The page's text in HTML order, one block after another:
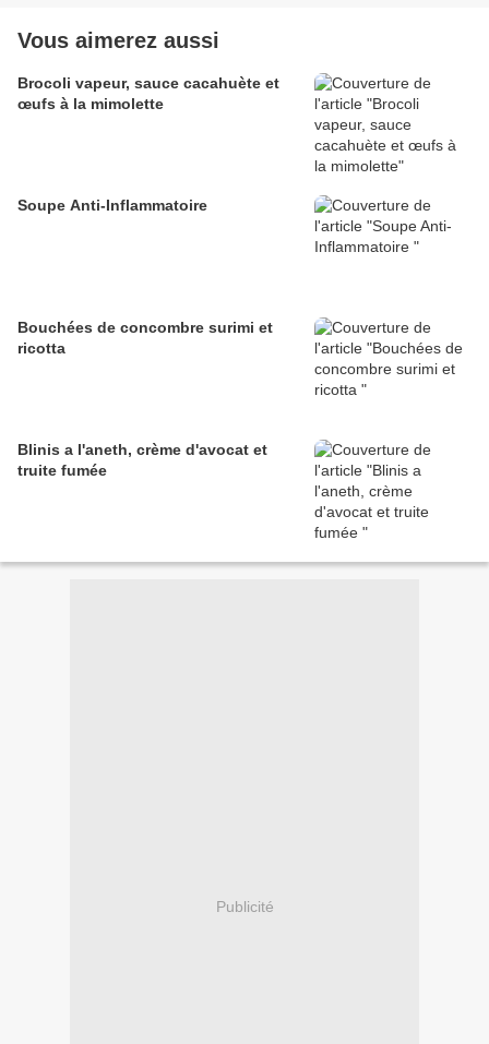
Vous aimerez aussi
Brocoli vapeur, sauce cacahuète et
œufs à la mimolette
Soupe Anti-Inflammatoire
Bouchées de concombre surimi et
ricotta
Blinis a l'aneth, crème d'avocat et
truite fumée
Publicité